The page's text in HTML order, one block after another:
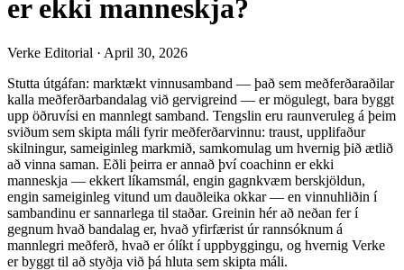
er ekki manneskja?
Verke Editorial · April 30, 2026
Stutta útgáfan: marktækt vinnusamband — það sem meðferðaraðilar
kalla meðferðarbandalag við gervigreind — er mögulegt, bara byggt
upp öðruvísi en mannlegt samband. Tengslin eru raunveruleg á þeim
sviðum sem skipta máli fyrir meðferðarvinnu: traust, upplifaður
skilningur, sameiginleg markmið, samkomulag um hvernig þið ætlið
að vinna saman. Eðli þeirra er annað því coachinn er ekki
manneskja — ekkert líkamsmál, engin gagnkvæm berskjöldun,
engin sameiginleg vitund um dauðleika okkar — en vinnuhliðin í
sambandinu er sannarlega til staðar. Greinin hér að neðan fer í
gegnum hvað bandalag er, hvað yfirfærist úr rannsóknum á
mannlegri meðferð, hvað er ólíkt í uppbyggingu, og hvernig Verke
er byggt til að styðja við þá hluta sem skipta máli.